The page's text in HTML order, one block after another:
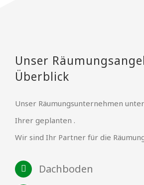
Unser
Überblick
Unser Räumungsunternehmen
Ihrer geplanten .
Wir sind Ihr Partner für die
Dachboden